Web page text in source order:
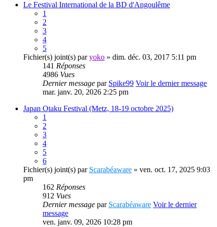
Le Festival International de la BD d'Angoulême
1
2
3
4
5
Fichier(s) joint(s) paryoko » dim. déc. 03, 2017 5:11 pm
141 Réponses
4986 Vues
Dernier message par Spike99 Voir le dernier message
mar. janv. 20, 2026 2:25 pm
Japan Otaku Festival (Metz, 18-19 octobre 2025)
1
2
3
4
5
6
Fichier(s) joint(s) par Scarabéaware » ven. oct. 17, 2025 9:03
pm
162 Réponses
912 Vues
Dernier message par Scarabéaware Voir le dernier
message
ven. janv. 09, 2026 10:28 pm